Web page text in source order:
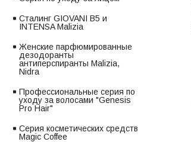
Сталинг GIOVANI В5 и
INTENSA Malizia
Женские парфюмированные
дезодоранты
антиперспиранты Malizia,
Nidra
Профессиональные серия по
уходу за волосами "Genesis
Pro Hair"
Серия косметических средств
Magic Coffee